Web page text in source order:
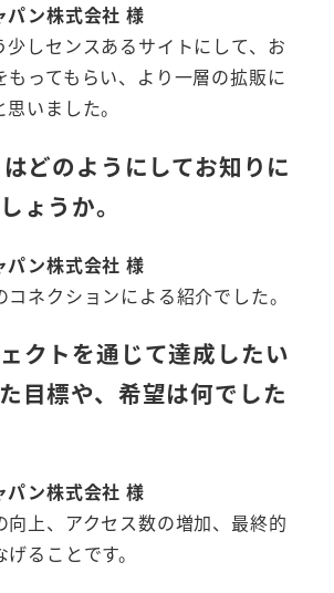
パン株式会社 様
少しセンスあるサイトにして、お
もってもらい、より一層の拡販に
いました。
どのようにしてお知りに
ょうか。
パン株式会社 様
コネクションによる紹介でした。
クトを通じて達成したい
目標や、希望は何でした
パン株式会社 様
向上、アクセス数の増加、最終的
ることです。